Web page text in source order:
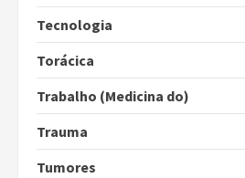
Tecnologia
Torácica
Trabalho (Medicina do)
Trauma
Tumores